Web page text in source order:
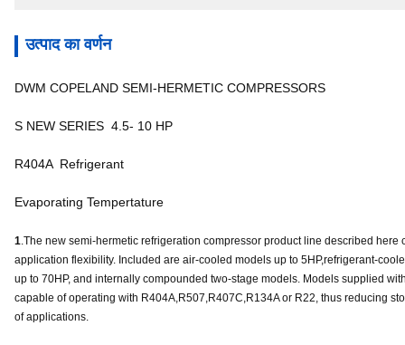
उत्पाद का वर्णन
DWM COPELAND SEMI-HERMETIC COMPRESSORS
S NEW SERIES 4.5- 10 HP
R404A Refrigerant
Evaporating Tempertature
1.The new semi-hermetic refrigeration compressor product line described
application flexibility. Included are air-cooled models up to 5HP,refrigerant-
up to 70HP, and internally compounded two-stage models. Models supplied
capable of operating with R404A,R507,R407C,R134A or R22, thus reducing
of applications.